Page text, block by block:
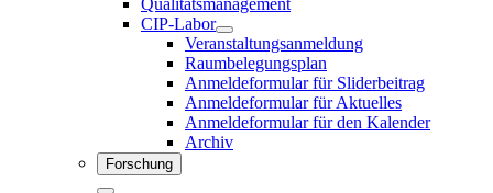
CIP-Labor
Veranstaltungsanmeldung
Raumbelegungsplan
Anmeldeformular für Sliderbeitrag
Anmeldeformular für Aktuelles
Anmeldeformular für den Kalender
Archiv
Forschung